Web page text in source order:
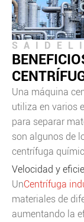
SAIDELI
Una máquina
utiliza en varios
para separar
son algunos de
centrífuga
Velocidad y
UnCentrífuga
materiales de
aumentando la